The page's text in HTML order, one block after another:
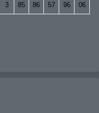
3
85
86
57
96
06